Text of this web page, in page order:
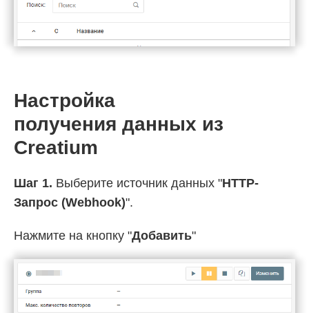
Настройка
получения данных из
Creatium
Шаг 1. Выберите источник данных "HTTP-
Запрос (Webhook)".
Нажмите на кнопку "Добавить"